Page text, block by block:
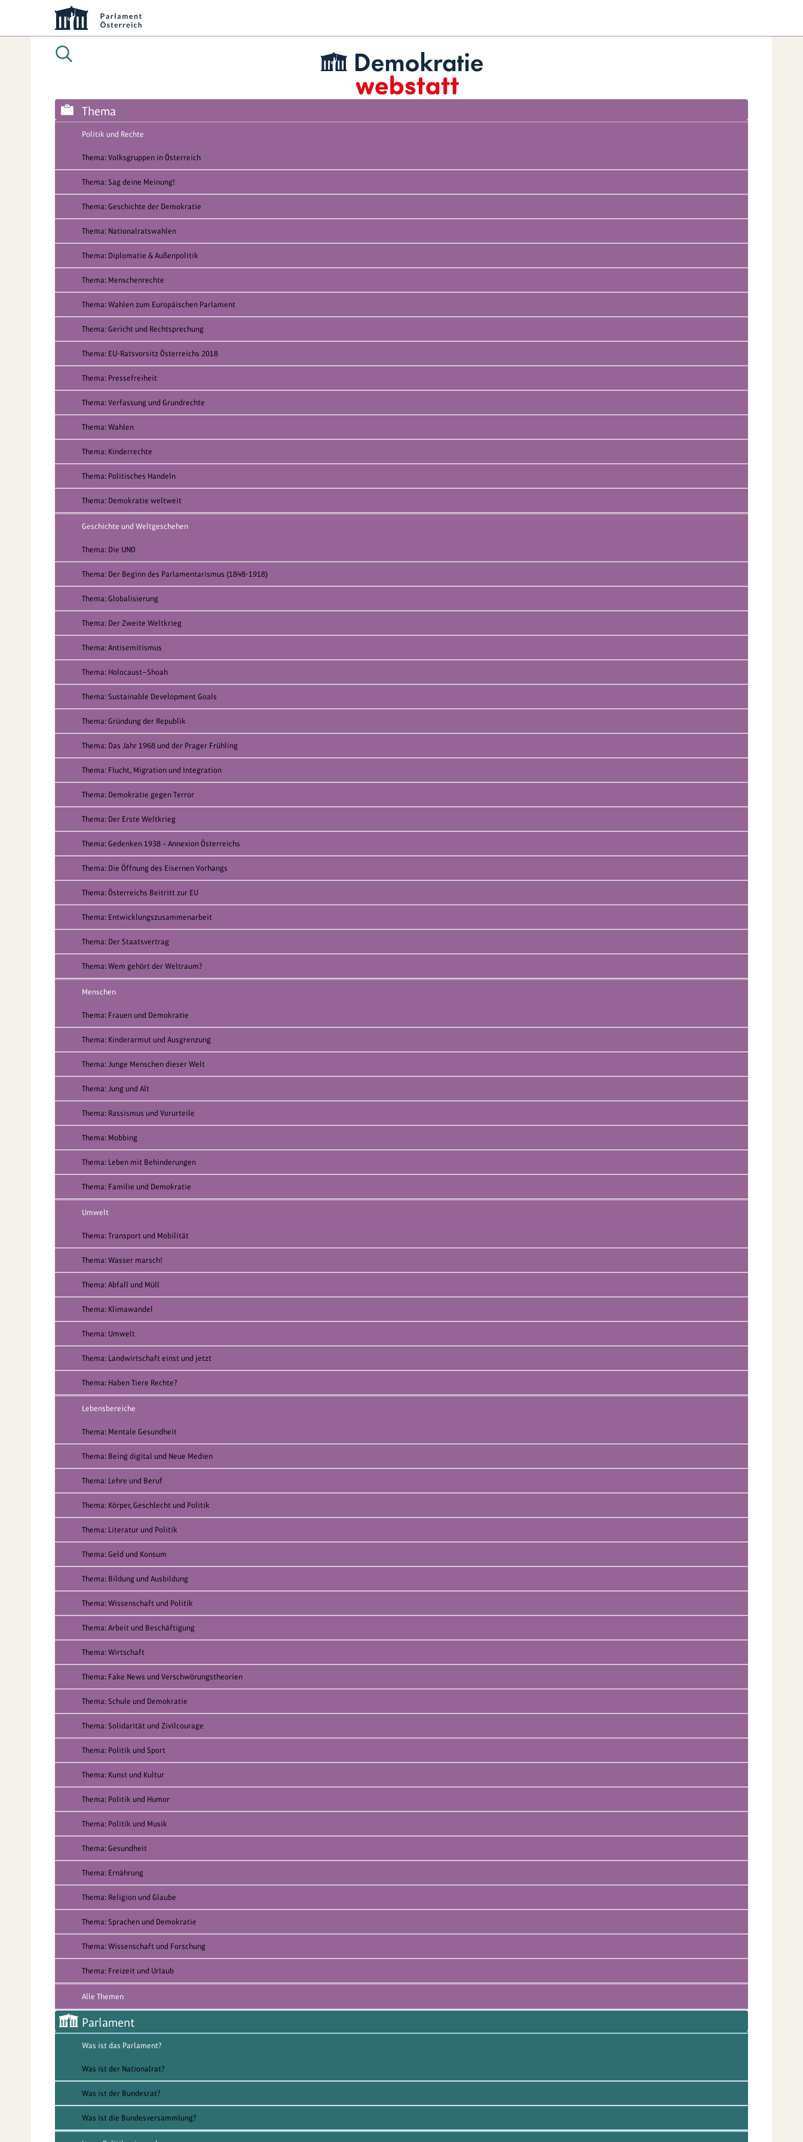
Thema
Politik und Rechte
Thema: Volksgruppen in Österreich
Thema: Sag deine Meinung!
Thema: Geschichte der Demokratie
Thema: Nationalratswahlen
Thema: Diplomatie & Außenpolitik
Thema: Menschenrechte
Thema: Wahlen zum Europäischen Parlament
Thema: Gericht und Rechtsprechung
Thema: EU-Ratsvorsitz Österreichs 2018
Thema: Pressefreiheit
Thema: Verfassung und Grundrechte
Thema: Wahlen
Thema: Kinderrechte
Thema: Politisches Handeln
Thema: Demokratie weltweit
Geschichte und Weltgeschehen
Thema: Die UNO
Thema: Der Beginn des Parlamentarismus (1848-1918)
Thema: Globalisierung
Thema: Der Zweite Weltkrieg
Thema: Antisemitismus
Thema: Holocaust—Shoah
Thema: Sustainable Development Goals
Thema: Gründung der Republik
Thema: Das Jahr 1968 und der Prager Frühling
Thema: Flucht, Migration und Integration
Thema: Demokratie gegen Terror
Thema: Der Erste Weltkrieg
Thema: Gedenken 1938 – Annexion Österreichs
Thema: Die Öffnung des Eisernen Vorhangs
Thema: Österreichs Beitritt zur EU
Thema: Entwicklungszusammenarbeit
Thema: Der Staatsvertrag
Thema: Wem gehört der Weltraum?
Menschen
Thema: Frauen und Demokratie
Thema: Kinderarmut und Ausgrenzung
Thema: Junge Menschen dieser Welt
Thema: Jung und Alt
Thema: Rassismus und Vorurteile
Thema: Mobbing
Thema: Leben mit Behinderungen
Thema: Familie und Demokratie
Umwelt
Thema: Transport und Mobilität
Thema: Wasser marsch!
Thema: Abfall und Müll
Thema: Klimawandel
Thema: Umwelt
Thema: Landwirtschaft einst und jetzt
Thema: Haben Tiere Rechte?
Lebensbereiche
Thema: Mentale Gesundheit
Thema: Being digital und Neue Medien
Thema: Lehre und Beruf
Thema: Körper, Geschlecht und Politik
Thema: Literatur und Politik
Thema: Geld und Konsum
Thema: Bildung und Ausbildung
Thema: Wissenschaft und Politik
Thema: Arbeit und Beschäftigung
Thema: Wirtschaft
Thema: Fake News und Verschwörungstheorien
Thema: Schule und Demokratie
Thema: Solidarität und Zivilcourage
Thema: Politik und Sport
Thema: Kunst und Kultur
Thema: Politik und Humor
Thema: Politik und Musik
Thema: Gesundheit
Thema: Ernährung
Thema: Religion und Glaube
Thema: Sprachen und Demokratie
Thema: Wissenschaft und Forschung
Thema: Freizeit und Urlaub
Alle Themen
Parlament
Was ist das Parlament?
Was ist der Nationalrat?
Was ist der Bundesrat?
Was ist die Bundesversammlung?